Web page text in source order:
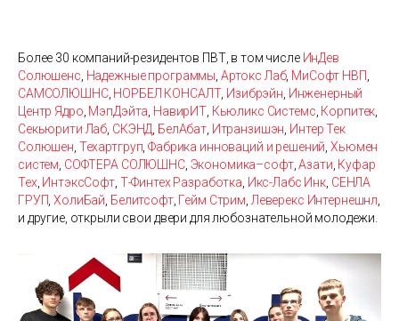
Более 30 компаний-резидентов ПВТ, в том числе ИнДев
Солюшенс Надежные программы Артокс Лаб, МиСофт НВП
САМСОЛЮШНС, НОРБЕЛ КОНСАЛТ, Изибрэйн Инженерный
Центр Ядро МэпДэйта НавирИТ Кьюликс Системс Корпитек
Секьюрити Лаб СКЭНД БелАбат Итранзишэн Интер Тек
Солюшен Техартгруп ,Фабрика инноваций и решений ,Хьюмен
систем СОФТЕРА СОЛЮШНС, Экономика–софт,Азати Куфар
Тех ИнтэксСофт, Т-Финтех Разработка Икс-Лабс Инк СЕНЛА
ГРУП ,ХолиБай Белитсофт, Гейм Стрим Леверекс Интернешнл
и другие, открыли свои двери для любознательной молодежи.